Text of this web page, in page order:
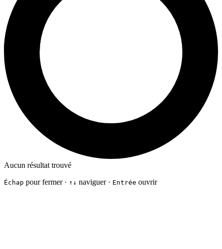
Aucun résultat trouvé
Échap pour fermer · ↑↓ naviguer · Entrée ouvrir